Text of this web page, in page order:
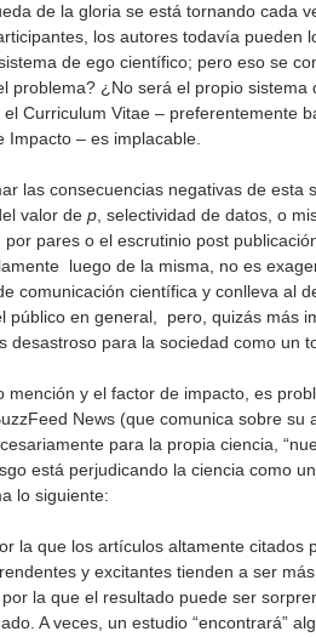
de la gloria se está tornando cada
los autores todavía pueden
de ego científico; pero eso se
problema? ¿No será el propio
Curriculum Vitae – preferentemente
Impacto – es implacable.
las consecuencias negativas de esta
valor de p , selectividad de datos, o
pares o el escrutinio post
luego de la misma, no es
comunicación científica y conlleva al
público en general, pero, quizás más
desastroso para la sociedad como un
mención y el factor de impacto, es
News (que comunica sobre su
para la propia ciencia,
está perjudicando la ciencia como
lo siguiente:
la que los artículos altamente citados
y excitantes tienden a ser
la que el resultado puede ser
A veces, un estudio “encontrará”